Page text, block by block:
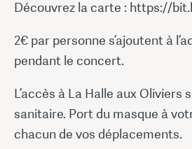
Découvrez la carte : https://
2€ par personne s’ajoutent à
pendant le concert.
L’accès à La Halle aux Oliviers
sanitaire. Port du masque à
chacun de vos déplacements.